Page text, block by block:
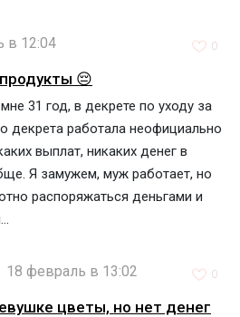
в 12:04 0
😔
31 год, в декрете по уходу за
декрета работала неофициально
выплат, никаких денег в
Я замужем, муж работает, но
распоряжаться деньгами и
18 февраль в 13:02 0
цветы, но нет денег